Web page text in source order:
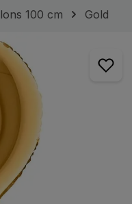
100 cm
Gold